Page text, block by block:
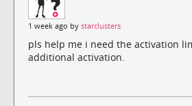
1 week ago by starclusters
pls help me i need the activation
additional activation.